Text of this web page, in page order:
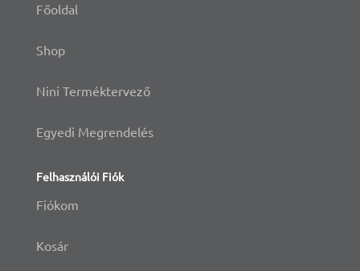
Főoldal
Shop
Nini Terméktervező
Egyedi Megrendelés
Felhasználói Fiók
Fiókom
Kosár